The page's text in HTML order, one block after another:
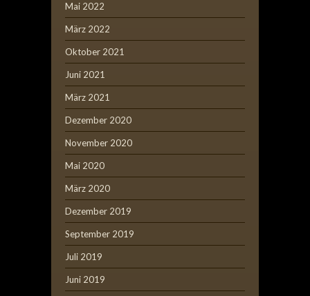
Mai 2022
März 2022
Oktober 2021
Juni 2021
März 2021
Dezember 2020
November 2020
Mai 2020
März 2020
Dezember 2019
September 2019
Juli 2019
Juni 2019